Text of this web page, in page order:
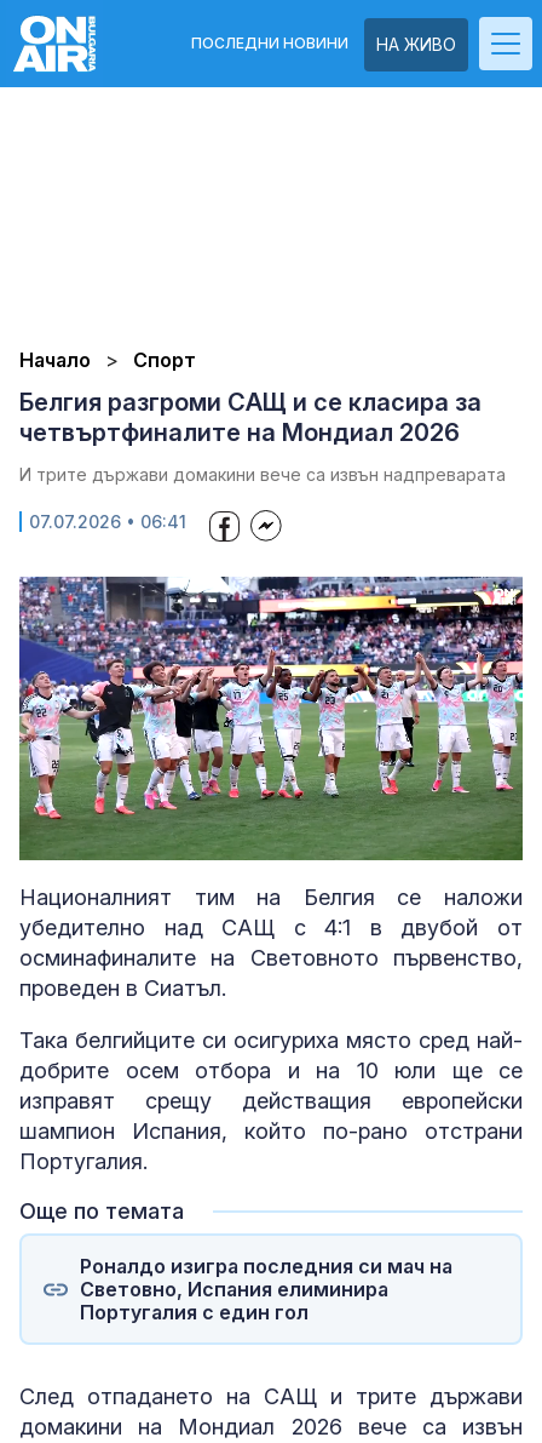
НА ЖИВО
ПОСЛЕДНИ НОВИНИ
Начало Спорт
Белгия разгроми САЩ и се класира за
четвъртфиналите на Мондиал 2026
И трите държави домакини вече са извън надпреварата
07.07.2026 • 06:41
Loaded
Националният тим на Белгия се наложи
убедително над САЩ с 4:1 в двубой от
осминафиналите на Световното първенство,
проведен в Сиатъл.
Така белгийците си осигуриха място сред най-
добрите осем отбора и на 10 юли ще се
изправят срещу действащия европейски
шампион Испания, който по-рано отстрани
Португалия.
Още по темата
Роналдо изигра последния си мач на
Световно, Испания елиминира
Португалия с един гол
След отпадането на САЩ и трите държави
домакини на Мондиал 2026 вече са извън